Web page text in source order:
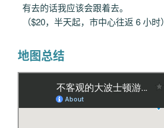
有去的话我应该会跟着去。
（$20，半天起，市中心往返 6 小时）
地图总结